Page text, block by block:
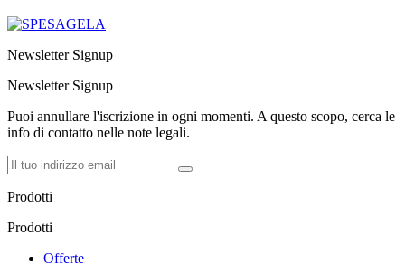
Newsletter Signup
Newsletter Signup
Puoi annullare l'iscrizione in ogni momenti. A questo scopo, cerca le
info di contatto nelle note legali.
Prodotti
Prodotti
Offerte